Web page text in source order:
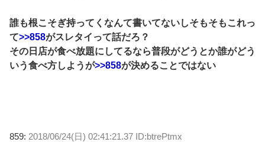
誰も根こそぎ持ってくなんて書いてないしそもそもこれっ
て>>858がスレタイって話だろ？
その日店が食べ放題にしてるなら普段がどうとか誰がどう
いう食べ方しようが>>858が決めることではない
859: 2018/06/24(日) 02:41:21.37 ID:btrePtmx